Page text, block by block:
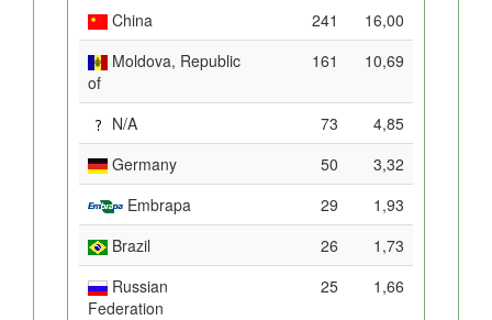
China
241
16,00
Moldova, Republic
of
161 10,69
N/A 73
4,85
Germany
50
3,32
Embrapa
29
1,93
Brazil
26
1,73
Russian
Federation
25 1,66